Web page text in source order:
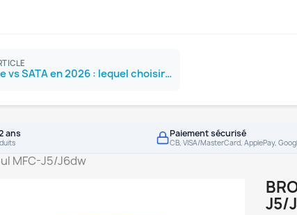
SSD NVMe vs SATA en 2026 : lequel choisir ?
ans Paiement sécurisé
CB, VISA/MasterCard, ApplePay,
MFC-J5/J6dw
J5/